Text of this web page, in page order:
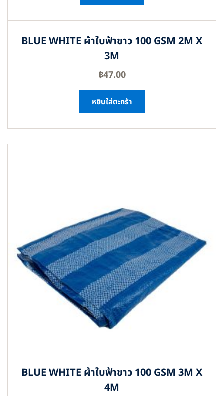
BLUE WHITE ผ้าใบฟ้าขาว 100 GSM 2M X
3M
฿47.00
หยิบใส่ตะกร้า
BLUE WHITE ผ้าใบฟ้าขาว 100 GSM 3M X
4M